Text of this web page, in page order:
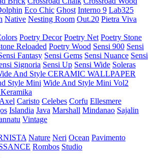
Eco Chic Ghost Interno 9 Lab325
Native Nesting Room Out.20 Pietra Viva
Poetry Decor Poetry Net Poetry Stone
Reloaded Poetry Wood Sensi 900 Sensi
Fantasy Sensi Gems Sensi Nuance Sensi
Signoria Sensi Up Sensi Wide Soleras
And Style CERAMIC WALLPAPER
Style Mini Wide And Style Mini Vol2
Axel Caristo Celebes Corfu Ellesmere
Islandia Java Marshall Mindanao Sajalin
Vintage
Nature Neri Ocean Pavimento
Rombos Studio